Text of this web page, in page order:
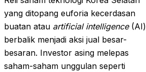
yang ditopang euforia kecerdasan
buatan atau artificial intelligence(AI)
berbalik menjadi aksi jual besar-
besaran. Investor asing melepas
saham-saham unggulan seperti